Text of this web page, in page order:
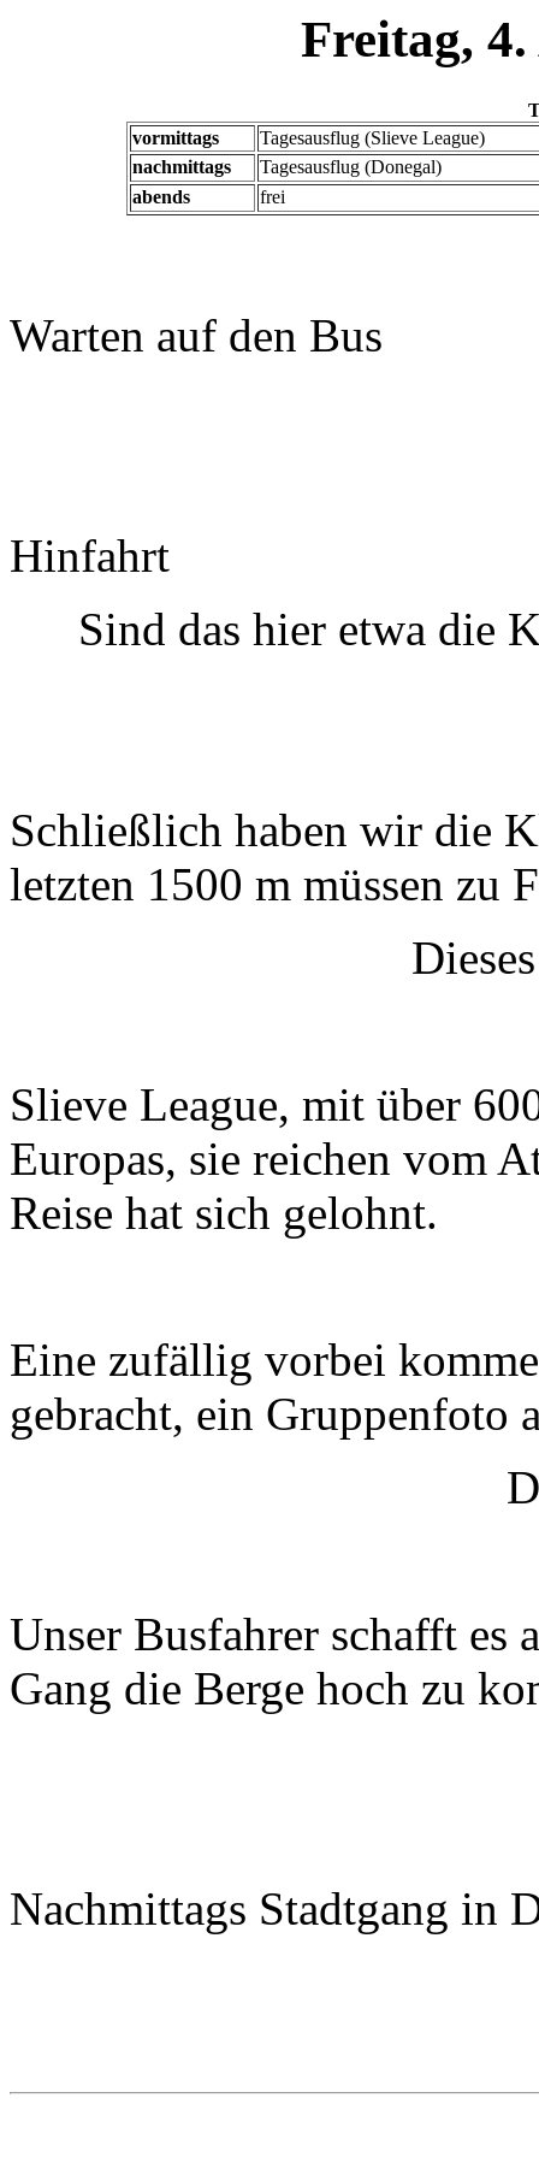
Freitag,
vormittags
Tagesausflug (Slieve League)
nachmittags
Tagesausflug (Donegal)
abends
frei
Warten auf den Bus
Hinfahrt
Sind das hier etwa die
Schließlich haben wir die
letzten 1500 m müssen zu
Slieve League, mit über
Europas, sie reichen vom
Reise hat sich gelohnt.
Eine zufällig vorbei
gebracht, ein Gruppenfoto
Unser Busfahrer schafft es
Gang die Berge hoch zu
Nachmittags Stadtgang in